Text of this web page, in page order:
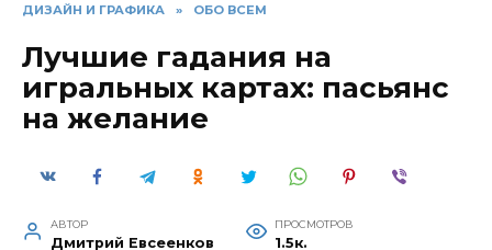
ДИЗАЙН И ГРАФИКА » ОБО ВСЕМ
Лучшие гадания на
игральных картах: пасьянс
на желание
АВТОР
Дмитрий Евсеенков
ПРОСМОТРОВ
1.5к.